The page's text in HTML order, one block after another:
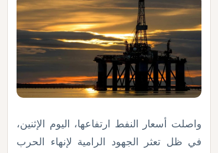
واصلت أسعار النفط ارتفاعها، اليوم الإثنين،
في ظل تعثر الجهود الرامية لإنهاء الحرب